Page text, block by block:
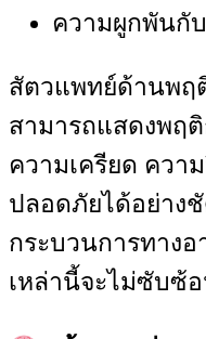
ความผูกพันกั
สัตวแพทย์ด้านพฤ
สามารถแสดงพฤ
ความเครียด ควา
ปลอดภัยได้อย่าง
กระบวนการทาง
เหล่านี้จะไม่ซับซ้